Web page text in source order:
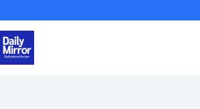
to
content